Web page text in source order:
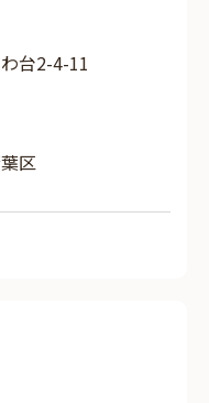
台2-4-11
区